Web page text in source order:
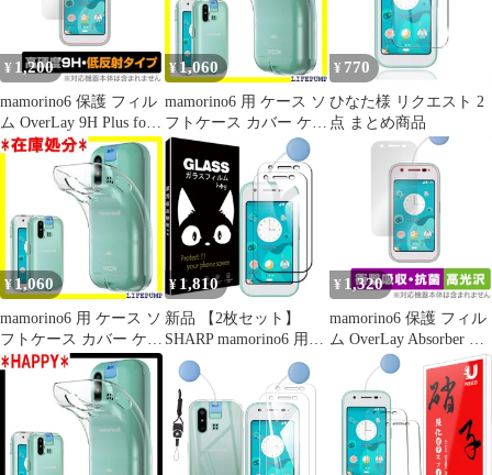
【2枚セット】
本製 旭硝子 硬度10H
2.5Dラウンドエッジ
¥ 1,200
mamorino6 保護 フィル
ム OverLay 9H Plus for
au キッズ向けケータイ
マモリーノ シックス
9H 高硬度 反射防止
¥ 1,060
mamorino6 用 ケース ソ
フトケース カバー ケー
ス 薄型 軽量 耐衝撃 衝
撃なじむ シリコン TPU
透明 携帯カバ－ ワイヤ
レス充電用 無地 シンプ
ル 全面 クリア マイク
ロドット加工 キッズフ
ォン マモリーノ6 用 互
換性あり 1361
¥ 770
ひなた様 リクエスト 2
点 まとめ商品
¥ 1,060
mamorino6 用 ケース ソ
フトケース カバー ケー
ス 薄型 軽量 耐衝撃 衝
撃なじむ シリコン TPU
透明 携帯カバ－ ワイヤ
レス充電用 無地 シンプ
ル 全面 クリア マイク
ロドット加工 キッズフ
¥ 1,810
新品 【2枚セット】
SHARP mamorino6 用の
フィルム【Huy】
mamorino6 用の 液晶保
護フィルム 旭硝子素材
採用 強化ガラス フィル
ム 硬度9H 超薄 2.5D 耐
衝撃 撥油性 超耐久 耐
¥ 1,320
mamorino6 保護 フィル
ム OverLay Absorber 高
光沢 for au キッズ向け
ケータイ マモリーノ シ
ックス 衝撃吸収 高光沢
アブソーバー 抗菌